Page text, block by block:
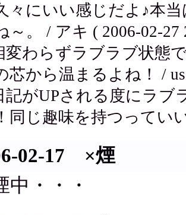
々にいい感じだよ♪本
～。 / アキ ( 2006-02-27
変わらずラブラブ状態
芯から温まるよね！ /
記がUPされる度にラブ
同じ趣味を持つってい
02-17 ×煙
中・・・